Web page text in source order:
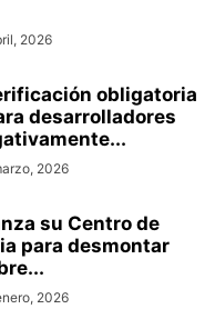
2026
obligatoria
desarrolladores
2026
su Centro de
para desmontar
2026